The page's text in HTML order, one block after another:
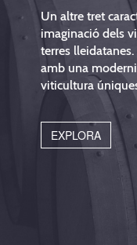
Un altre tret
imaginació dels
terres
amb una
viticultura
EXPLORA